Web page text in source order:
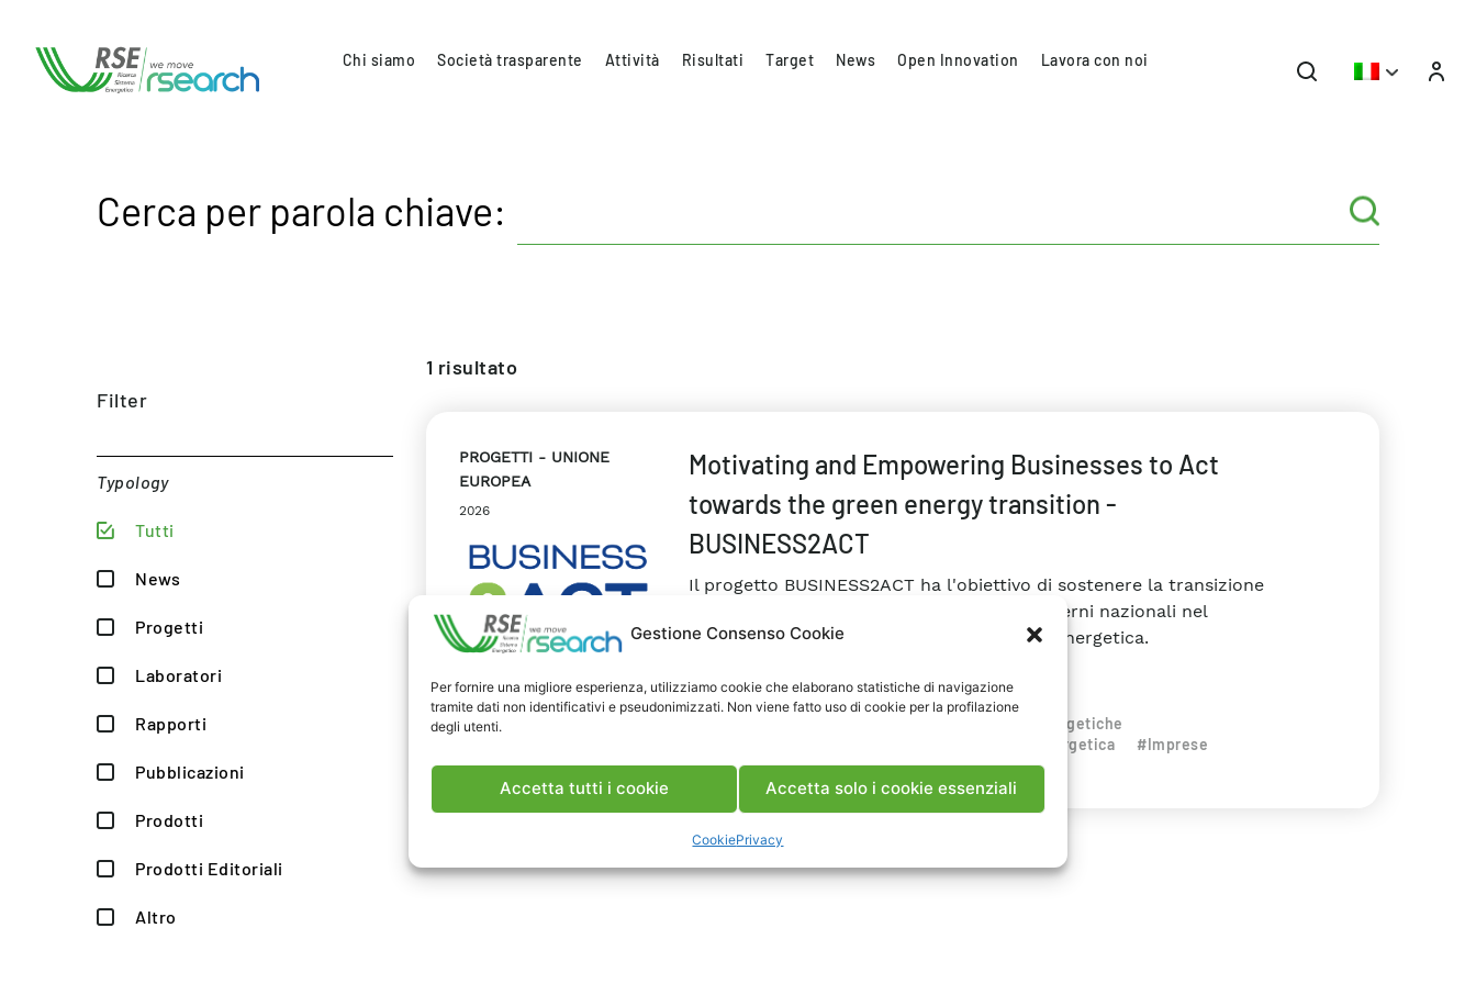
Gestione Consenso Cookie
Per fornire una migliore esperienza, utilizziamo cookie che elaborano statistiche di navigazione
tramite dati non identificativi e pseudonimizzati. Non viene fatto uso di cookie per la profilazione
degli utenti.
Accetta tutti i cookie Accetta solo i cookie essenziali
CookiePrivacy
Chi siamo Società trasparente Attività Risultati Target News Open Innovation Lavora con noi
Cerca per parola chiave:
Filter
Typology
Tutti
News
Progetti
Laboratori
Rapporti
Pubblicazioni
Prodotti
Prodotti Editoriali
Altro
1 risultato
PROGETTI
UNIONE
EUROPEA
2026
Motivating and Empowering Businesses to Act
towards the green energy transition -
BUSINESS2ACT
Il progetto BUSINESS2ACT ha l'obiettivo di sostenere la transizione
energetica delle imprese e supportare i governi nazionali nel
recepimento della Direttiva sull'Efficienza Energetica.
DECISORI RICERCA
#Diagnosi Energetiche
#Efficienza Energetica
#Imprese
#Standardizzazione